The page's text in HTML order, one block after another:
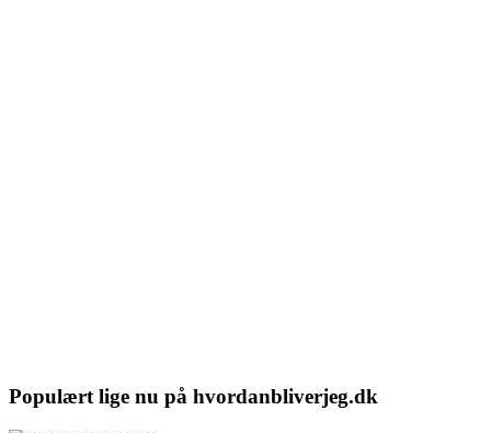
Populært lige nu på hvordanbliverjeg.dk